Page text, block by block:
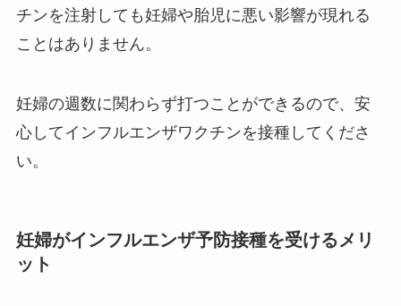
チンを注射しても妊婦や胎児に悪い影響が現れる
ことはありません。
妊婦の週数に関わらず打つことができるので、安
心してインフルエンザワクチンを接種してくださ
い。
妊婦がインフルエンザ予防接種を受けるメリ
ット